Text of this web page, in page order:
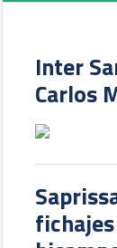
Inter
Carlos